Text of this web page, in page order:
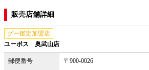
販売店舗詳細
グー鑑定加盟店
ユーポス 奥武山店
郵便番号 〒900-0026